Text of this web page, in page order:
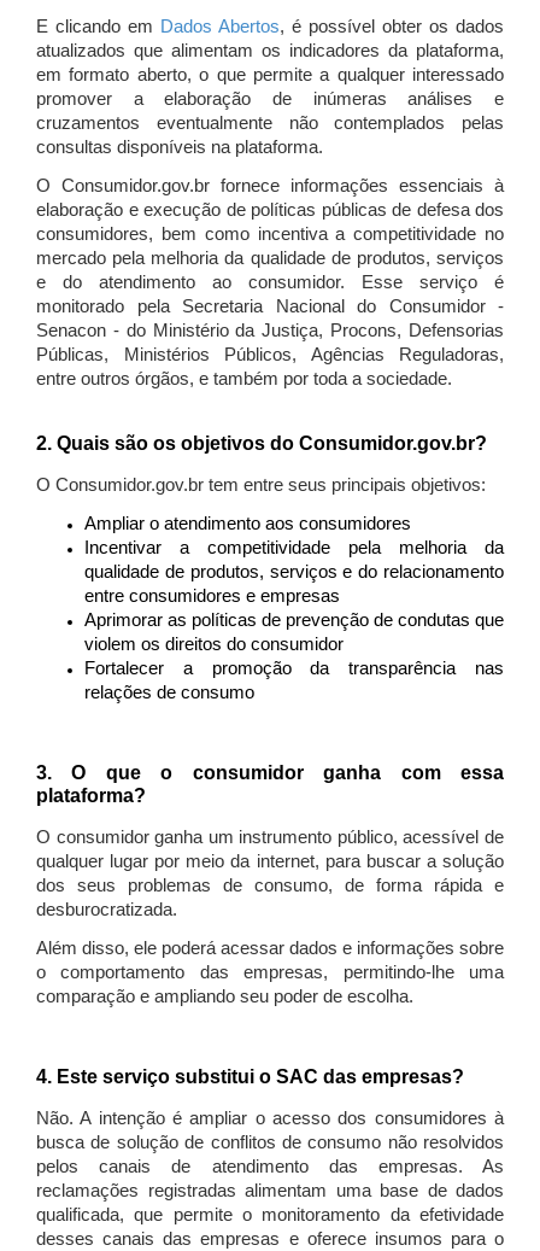
E clicando em Dados Abertos, é possível obter os dados
atualizados que alimentam os indicadores da plataforma,
em formato aberto, o que permite a qualquer interessado
promover a elaboração de inúmeras análises e
cruzamentos eventualmente não contemplados pelas
consultas disponíveis na plataforma.
O Consumidor.gov.br fornece informações essenciais à
elaboração e execução de políticas públicas de defesa dos
consumidores, bem como incentiva a competitividade no
mercado pela melhoria da qualidade de produtos, serviços
e do atendimento ao consumidor. Esse serviço é
monitorado pela Secretaria Nacional do Consumidor -
Senacon - do Ministério da Justiça, Procons, Defensorias
Públicas, Ministérios Públicos, Agências Reguladoras,
entre outros órgãos, e também por toda a sociedade.
2. Quais são os objetivos do Consumidor.gov.br?
O Consumidor.gov.br tem entre seus principais objetivos:
Ampliar o atendimento aos consumidores
Incentivar a competitividade pela melhoria da
qualidade de produtos, serviços e do relacionamento
entre consumidores e empresas
Aprimorar as políticas de prevenção de condutas que
violem os direitos do consumidor
Fortalecer a promoção da transparência nas
relações de consumo
3. O que o consumidor ganha com essa
plataforma?
O consumidor ganha um instrumento público, acessível de
qualquer lugar por meio da internet, para buscar a solução
dos seus problemas de consumo, de forma rápida e
desburocratizada.
Além disso, ele poderá acessar dados e informações sobre
o comportamento das empresas, permitindo-lhe uma
comparação e ampliando seu poder de escolha.
4. Este serviço substitui o SAC das empresas?
Não. A intenção é ampliar o acesso dos consumidores à
busca de solução de conflitos de consumo não resolvidos
pelos canais de atendimento das empresas. As
reclamações registradas alimentam uma base de dados
qualificada, que permite o monitoramento da efetividade
desses canais das empresas e oferece insumos para o